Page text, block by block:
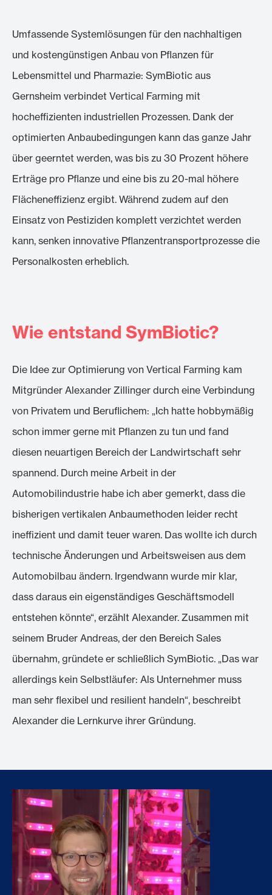
Umfassende Systemlösungen für den nachhaltigen
und kostengünstigen Anbau von Pflanzen für
Lebensmittel und Pharmazie: SymBiotic aus
Gernsheim verbindet Vertical Farming mit
hocheffizienten industriellen Prozessen. Dank der
optimierten Anbaubedingungen kann das ganze Jahr
über geerntet werden, was bis zu 30 Prozent höhere
Erträge pro Pflanze und eine bis zu 20-mal höhere
Flächeneffizienz ergibt. Während zudem auf den
Einsatz von Pestiziden komplett verzichtet werden
kann, senken innovative Pflanzentransportprozesse die
Personalkosten erheblich.
Wie entstand SymBiotic?
Die Idee zur Optimierung von Vertical Farming kam
Mitgründer Alexander Zillinger durch eine Verbindung
von Privatem und Beruflichem: „Ich hatte hobbymäßig
schon immer gerne mit Pflanzen zu tun und fand
diesen neuartigen Bereich der Landwirtschaft sehr
spannend. Durch meine Arbeit in der
Automobilindustrie habe ich aber gemerkt, dass die
bisherigen vertikalen Anbaumethoden leider recht
ineffizient und damit teuer waren. Das wollte ich durch
technische Änderungen und Arbeitsweisen aus dem
Automobilbau ändern. Irgendwann wurde mir klar,
dass daraus ein eigenständiges Geschäftsmodell
entstehen könnte“, erzählt Alexander. Zusammen mit
seinem Bruder Andreas, der den Bereich Sales
übernahm, gründete er schließlich SymBiotic. „Das war
allerdings kein Selbstläufer: Als Unternehmer muss
man sehr flexibel und resilient handeln“, beschreibt
Alexander die Lernkurve ihrer Gründung.